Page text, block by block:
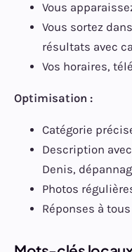
Vous
Vous sortez
résultats avec
Vos horaires,
Optimisation :
Catégorie
Description
Denis,
Photos
Réponses à